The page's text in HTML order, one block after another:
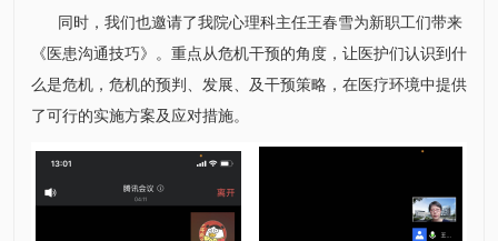
同时，我们也邀请了我院心理科主任王春雪为新职工们带来
《医患沟通技巧》。重点从危机干预的角度，让医护们认识到什
么是危机，危机的预判、发展、及干预策略，在医疗环境中提供
了可行的实施方案及应对措施。